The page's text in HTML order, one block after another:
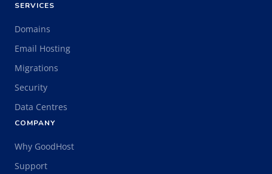
SERVICES
Domains
Email Hosting
Migrations
Security
Data Centres
COMPANY
Why GoodHost
Support